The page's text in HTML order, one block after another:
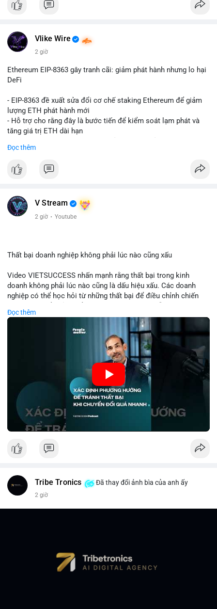
Vlike Wire
2 giờ
Ethereum EIP-8363 gây tranh cãi: giảm phát hành nhưng lo hại
DeFi
- EIP-8363 đề xuất sửa đổi cơ chế staking Ethereum để giảm
lượng ETH phát hành mới
- Hỗ trợ cho rằng đây là bước tiến để kiểm soát lạm phát và
tăng giá trị ETH dài hạn
động lực staking, ảnh hưởng đến bảo mật mạng lưới
tập trung và làm chậm sự tham gia của nhà đầu tư istituционаl
#binancesquare #cryptonews
Đọc thêm
V Stream
2 giờ · Youtube
Thất bại doanh nghiệp không phải lúc nào cũng xấu
Video VIETSUCCESS nhấn mạnh rằng thất bại trong kinh
doanh không phải lúc nào cũng là dấu hiệu xấu. Các doanh
nghiệp có thể học hỏi từ những thất bại để điều chỉnh chiến
trình. Trong lĩnh vực tài chính và crypto, hiểu rõ nguyên nhân
thất bại giúp quản lý rủi ro hiệu quả và tránh lặp lại sai lầm.
Điều này đặc biệt quan trọng khi áp dụng vào các mô hình kinh
doanh mới hoặc đầu tư vào dự án blockchain.
🎥 Xem video trực tiếp tại:
Nguồn: VIETSUCCESS
Đọc thêm
Tribe Tronics Đã thay đổi ảnh bìa của anh ấy
2 giờ